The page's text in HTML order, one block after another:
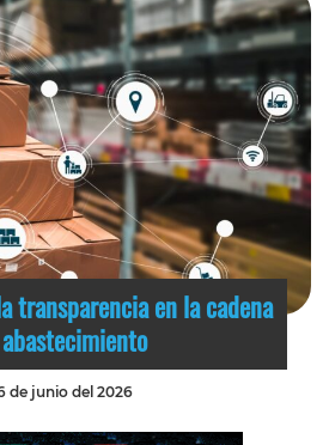
transparencia en la cadena
de junio del 2026